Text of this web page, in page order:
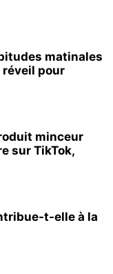
matinales
réveil pour
minceur
sur TikTok,
t-elle à la